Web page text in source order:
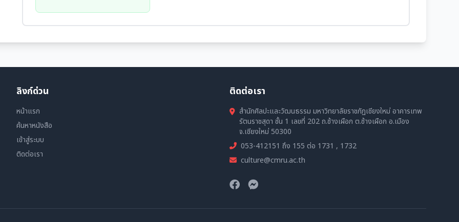
ลิงก์ด่วน
หน้าแรก
ค้นหาหนังสือ
เข้าสู่ระบบ
ติดต่อเรา
ติดต่อเรา
สำนักศิลปะและวัฒนธรรม มหาวิทยาลัยราชภัฏเชียงใหม่ อาคารเทพ
รัตนราชสุดา ชั้น 1 เลขที่ 202 ถ.ช้างเผือก ต.ช้างเผือก อ.เมือง
จ.เชียงใหม่ 50300
053-412151 ถึง 155 ต่อ 1731 , 1732
culture@cmru.ac.th